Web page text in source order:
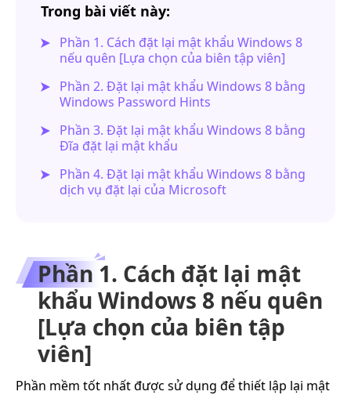
Trong bài viết này:
Phần 1. Cách đặt lại mật khẩu Windows 8
nếu quên [Lựa chọn của biên tập viên]
Phần 2. Đặt lại mật khẩu Windows 8 bằng
Windows Password Hints
Phần 3. Đặt lại mật khẩu Windows 8 bằng
Đĩa đặt lại mật khẩu
Phần 4. Đặt lại mật khẩu Windows 8 bằng
dịch vụ đặt lại của Microsoft
Phần 1. Cách đặt lại mật
khẩu Windows 8 nếu quên
[Lựa chọn của biên tập
viên]
Phần mềm tốt nhất được sử dụng để thiết lập lại mật